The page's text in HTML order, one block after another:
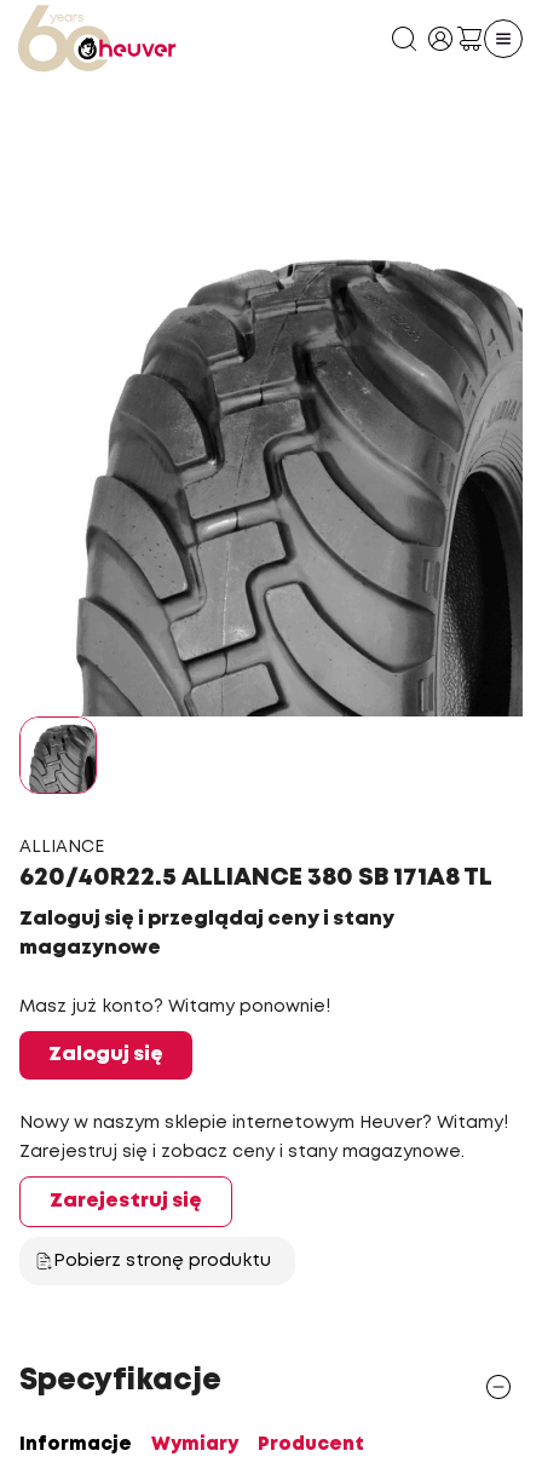
ALLIANCE
620/40R22.5 ALLIANCE 380 SB 171A8 TL
Zaloguj się i przeglądaj ceny i stany
magazynowe
Masz już konto? Witamy ponownie!
Zaloguj się
Nowy w naszym sklepie internetowym Heuver? Witamy!
Zarejestruj się i zobacz ceny i stany magazynowe.
Zarejestruj się
Pobierz stronę produktu
Specyfikacje
Informacje Wymiary Producent